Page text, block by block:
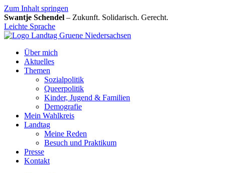
Zum Inhalt springen
Swantje Schendel – Zukunft. Solidarisch. Gerecht.
Leichte Sprache
Über mich
Aktuelles
Themen
Sozialpolitik
Queerpolitik
Kinder, Jugend & Familien
Demografie
Mein Wahlkreis
Landtag
Meine Reden
Besuch und Praktikum
Presse
Kontakt